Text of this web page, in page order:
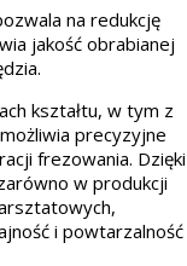
na redukcję
jakość obrabianej
kształtu, w tym z
precyzyjne
frezowania. Dzięki
w produkcji
i powtarzalność